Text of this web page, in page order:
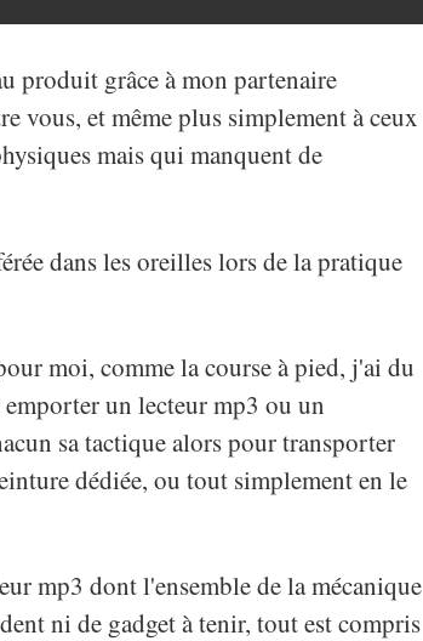
produit grâce à mon partenaire
vous, et même plus simplement à ceux
mais qui manquent de
dans les oreilles lors de la pratique
moi, comme la course à pied, j'ai du
un lecteur mp3 ou un
sa tactique alors pour transporter
dédiée, ou tout simplement en le
mp3 dont l'ensemble de la mécanique
ni de gadget à tenir, tout est compris